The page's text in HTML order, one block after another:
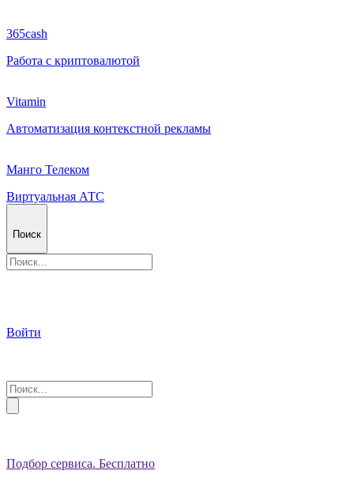
365cash
Работа с криптовалютой
Vitamin
Автоматизация контекстной рекламы
Манго Телеком
Виртуальная АТС
Поиск
Войти
Подбор сервиса. Бесплатно